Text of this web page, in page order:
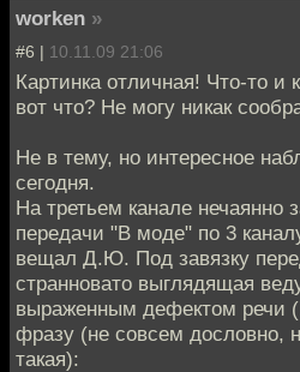
worken »
#6 | 10.11.09 21:06
Картинка отличная! Что-то и
вот что? Не могу никак
Не в тему, но интересное
сегодня.
На третьем канале нечаянно
передачи "В моде" по 3
вещал Д.Ю. Под завязку
странновато выглядящая
выраженным дефектом
фразу (не совсем дословно,
такая):